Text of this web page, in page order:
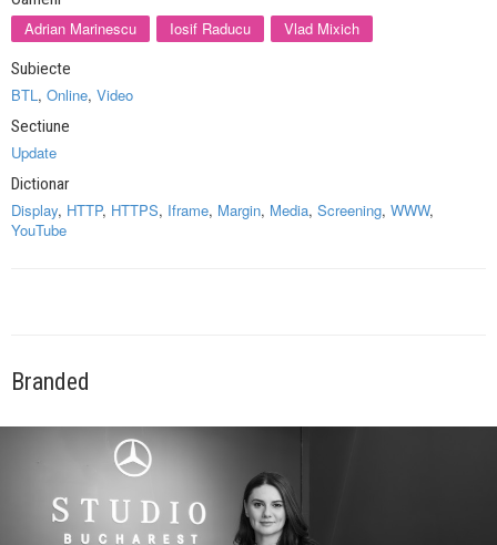
Adrian Marinescu Iosif Raducu Vlad Mixich
Subiecte
BTL, Online, Video
Sectiune
Update
Dictionar
Display, HTTP, HTTPS, Iframe, Margin, Media, Screening, WWW,
YouTube
Branded